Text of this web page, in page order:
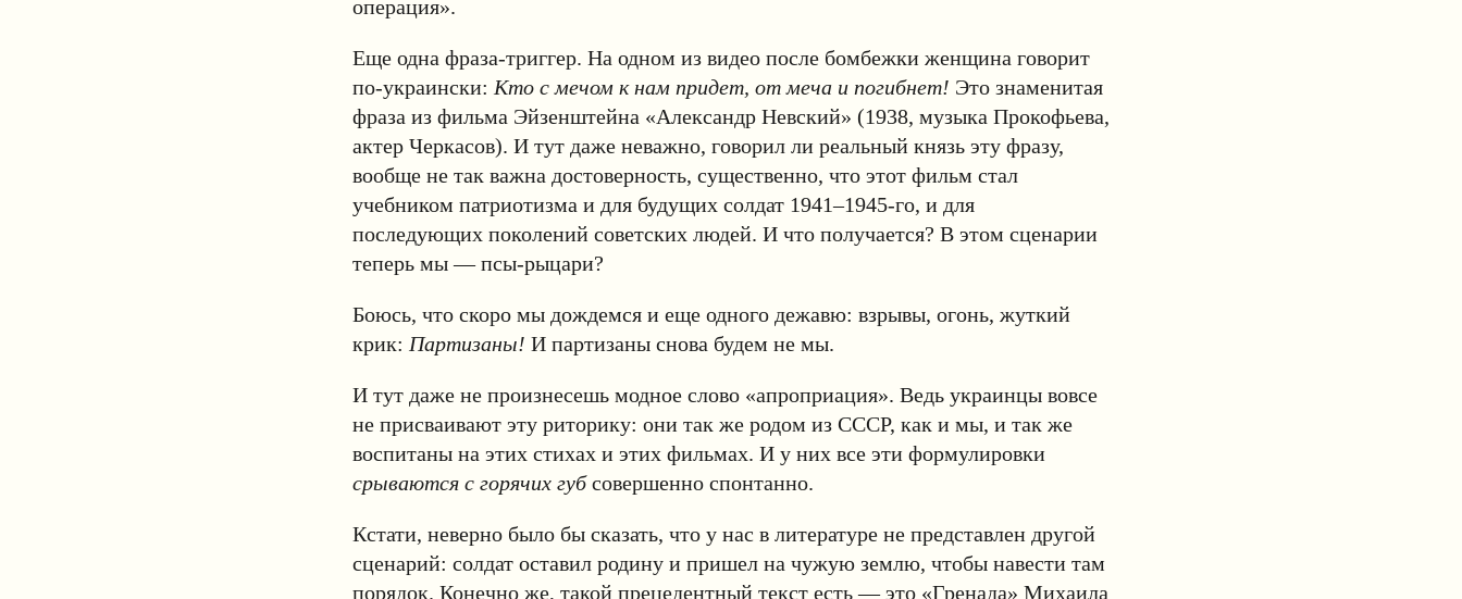
операция».
Еще одна фраза-триггер. На одном из видео после бомбежки женщина говорит
по-украински: Кто с мечом к нам придет, от меча и погибнет! Это знаменитая
фраза из фильма Эйзенштейна «Александр Невский» (1938, музыка Прокофьева,
актер Черкасов). И тут даже неважно, говорил ли реальный князь эту фразу,
вообще не так важна достоверность, существенно, что этот фильм стал
учебником патриотизма и для будущих солдат 1941–1945-го, и для
последующих поколений советских людей. И что получается? В этом сценарии
теперь мы — псы-рыцари?
Боюсь, что скоро мы дождемся и еще одного дежавю: взрывы, огонь, жуткий
крик: Партизаны! И партизаны снова будем не мы.
И тут даже не произнесешь модное слово «апроприация». Ведь украинцы вовсе
не присваивают эту риторику: они так же родом из СССР, как и мы, и так же
воспитаны на этих стихах и этих фильмах. И у них все эти формулировки
срываются с горячих губсовершенно спонтанно.
Кстати, неверно было бы сказать, что у нас в литературе не представлен другой
сценарий: солдат оставил родину и пришел на чужую землю, чтобы навести там
порядок. Конечно же, такой прецедентный текст есть — это «Гренада» Михаила